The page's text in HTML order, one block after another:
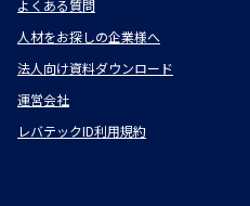
よくある質問
人材をお探しの企業様へ
法人向け資料ダウンロード
運営会社
レバテックID利用規約